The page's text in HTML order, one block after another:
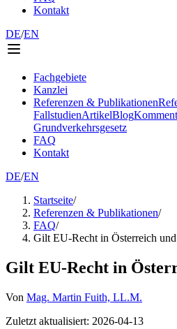
Kontakt
DE/EN
Fachgebiete
Kanzlei
Referenzen & Publikationen
FallstudienArtikelBlog
Grundverkehrsgesetz
FAQ
Kontakt
DE/EN
Startseite/
Referenzen & Publikationen/
FAQ/
Gilt EU-Recht in Österreich
Gilt EU-Recht in
Von Mag. Martin Fuith, LL.M.
Zuletzt aktualisiert: 2026-04-13